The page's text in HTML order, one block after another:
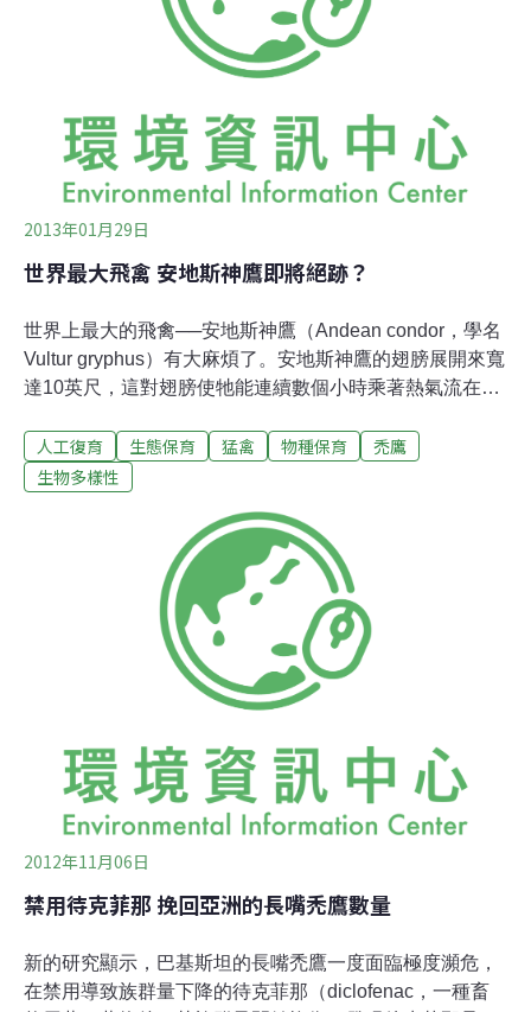
sana，」一名顧守的老人這麼說著。他解釋後我們才曉
得，原來是遇到假日，店家沒營業，但他歡迎我們自己動
手處理。很不幸，我們沒有鏟子、長鐵叉、手套，或是任
眼前這些東西放一兩天了，在熱帶高溫下已迅速腐敗。現
場骯髒汙穢的空氣中還有幾千隻肥滋滋的麗蠅嗡嗡作
2013年01月29日
世界最大飛禽 安地斯神鷹即將絕跡？
世界上最大的飛禽──安地斯神鷹（Andean condor，學名
Vultur gryphus）有大麻煩了。安地斯神鷹的翅膀展開來寬
達10英尺，這對翅膀使牠能連續數個小時乘著熱氣流在天
殺的處境。安地斯神鷹的數量正急遽減少，由於狀況過於
嚴重，秘魯國會最近提出了一項與保育計畫相關的法案。
鷹將會處以3到5年的有期徒刑。過去曾是禿鷹獵人、現任
阿普里馬克大區Cotabambas首長的Yuri Ortiz Zeballo，對
於不斷減少的禿鷹數量感到相當憂心，現年50歲的他說
道：「這可不是什麼過去的神話。在我們年輕時，只要躺
在草地上就可以看到2、30隻，甚至40隻禿鷹為繞在我們
身旁，但現在大概只剩下5至10隻。」有關居住於秘魯安
地斯山脈的禿鷹，現今沒有確實的族群量數據，科學家也
人工復育 生態保育 猛禽 物種保育
禿鷹
生物多樣性
2012年11月06日
禁用待克菲那 挽回亞洲的長嘴禿鷹數量
新的研究顯示，巴基斯坦的長嘴禿鷹一度面臨極度瀕危，
在禁用導致族群量下降的待克菲那（diclofenac，一種畜